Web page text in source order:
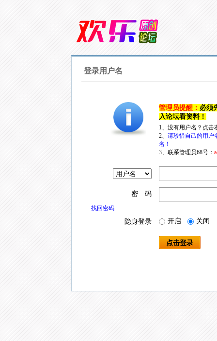
登录用户名
管理员提醒： 必须
入论坛看资料！
1、没有用户名？点
2、 请珍惜自己的用户
名！
3、联系管理员68号：
密 码
找回密码
隐身登录 开启 关闭
点击登录